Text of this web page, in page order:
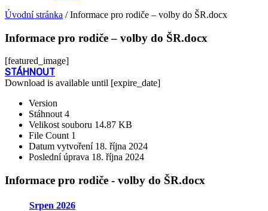
Úvodní stránka /Informace pro rodiče – volby do ŠR.docx
Informace pro rodiče – volby do ŠR.docx
[featured_image]
STÁHNOUT
Download is available until [expire_date]
Version
Stáhnout4
Velikost souboru 14.87 KB
File Count 1
Datum vytvoření 18. října 2024
Poslední úprava 18. října 2024
Informace pro rodiče - volby do ŠR.docx
Srpen 2026